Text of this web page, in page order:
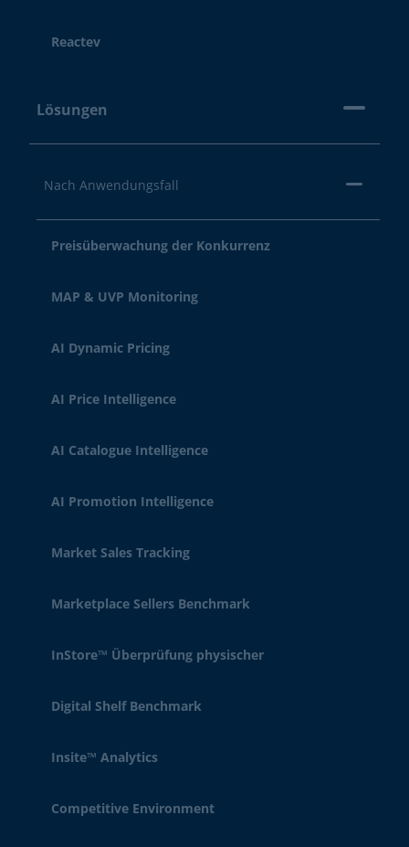
Reactev
Lösungen
Nach Anwendungsfall
Preisüberwachung der Konkurrenz
MAP & UVP Monitoring
AI Dynamic Pricing
AI Price Intelligence
AI Catalogue Intelligence
AI Promotion Intelligence
Market Sales Tracking
Marketplace Sellers Benchmark
InStore™ Überprüfung physischer
Digital Shelf Benchmark
Insite™ Analytics
Competitive Environment